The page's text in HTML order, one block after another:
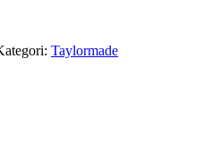
Taylormade